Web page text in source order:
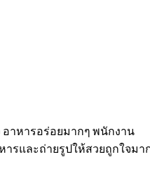
อาหารอร่อยมากๆ พนักงาน
รและถ่ายรูปให้สวยถูกใจมา